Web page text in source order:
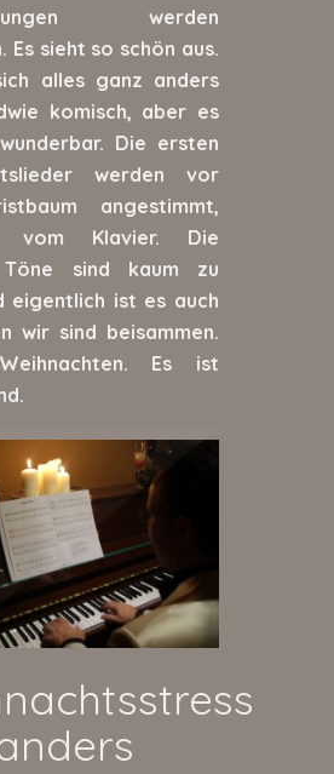
werden
sieht so schön aus.
alles ganz anders
komisch, aber es
Die ersten
werden vor
angestimmt,
vom Klavier. Die
Töne sind kaum zu
eigentlich ist es auch
wir sind beisammen.
Es ist